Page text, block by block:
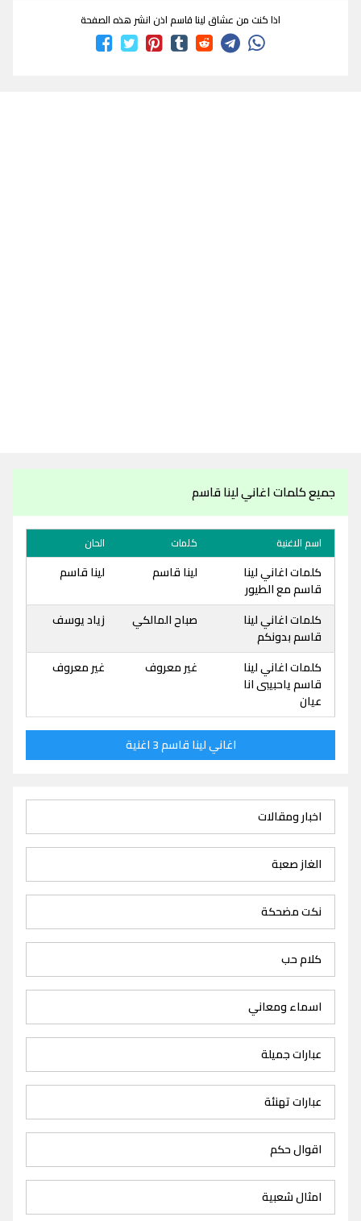
اذا كنت من عشاق لينا قاسم اذن انشر هذه الصفحة
جميع كلمات اغاني لينا قاسم
اسم الاغنية كلمات الحان
كلمات اغاني لينا
قاسم مع الطيور
لينا قاسم لينا قاسم
كلمات اغاني لينا
قاسم بدونكم
صباح المالكي زياد يوسف
كلمات اغاني لينا
قاسم ياحبيبى انا
عيان
غير معروف غير معروف
اغاني لينا قاسم 3 اغنية
اخبار ومقالات
الغاز صعبة
نكت مضحكة
كلام حب
اسماء ومعاني
عبارات جميلة
عبارات تهنئة
اقوال حكم
امثال شعبية